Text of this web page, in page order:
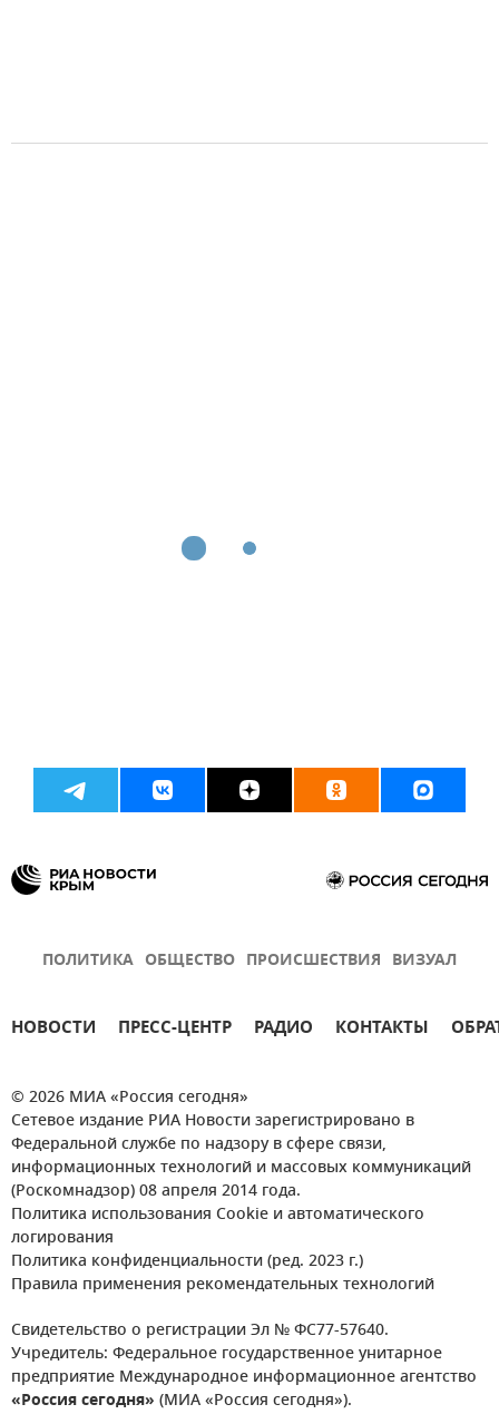
ПОЛИТИКА ОБЩЕСТВО ПРОИСШЕСТВИЯ ВИЗУАЛ
НОВОСТИ ПРЕСС-ЦЕНТР РАДИО КОНТАКТЫ
© 2026 МИА «Россия сегодня»
Сетевое издание РИА Новости зарегистрировано в
Федеральной службе по надзору в сфере связи,
информационных технологий и массовых коммуникаций
(Роскомнадзор) 08 апреля 2014 года.
Политика использования Cookie и автоматического
логирования
Политика конфиденциальности (ред. 2023 г.)
Правила применения рекомендательных технологий
Свидетельство о регистрации Эл № ФС77-57640.
Учредитель: Федеральное государственное унитарное
предприятие Международное информационное агентство
«Россия сегодня» (МИА «Россия сегодня»).